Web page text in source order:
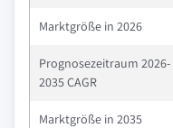
Marktgröße in 2026
Prognosezeitraum 2026-
2035 CAGR
Marktgröße in 2035